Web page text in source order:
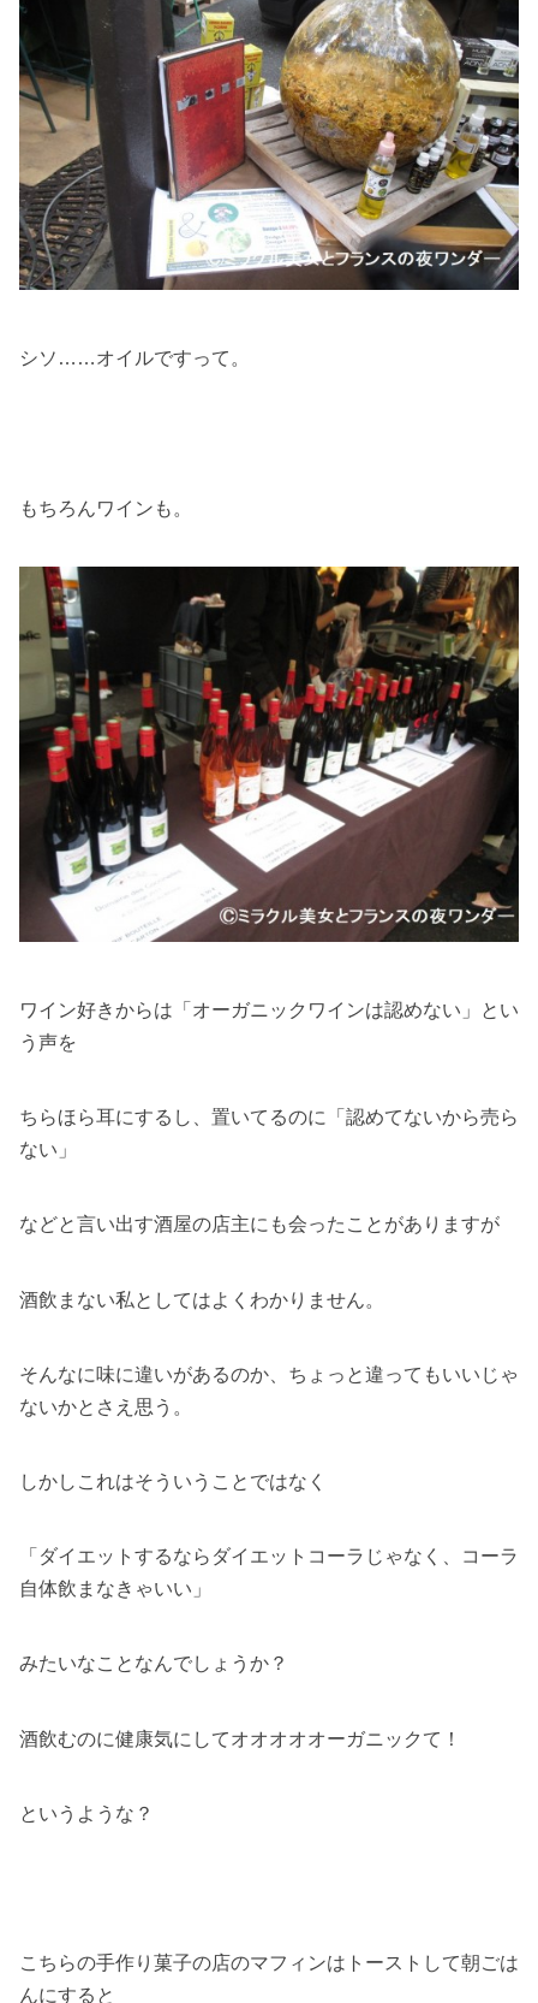
シソ……オイルですって。
もちろんワインも。
ワイン好きからは「オーガニックワインは認めない」とい
う声を
ちらほら耳にするし、置いてるのに「認めてないから売ら
ない」
などと言い出す酒屋の店主にも会ったことがありますが
酒飲まない私としてはよくわかりません。
そんなに味に違いがあるのか、ちょっと違ってもいいじゃ
ないかとさえ思う。
しかしこれはそういうことではなく
「ダイエットするならダイエットコーラじゃなく、コーラ
自体飲まなきゃいい」
みたいなことなんでしょうか？
酒飲むのに健康気にしてオオオオオーガニックて！
というような？
こちらの手作り菓子の店のマフィンはトーストして朝ごは
んにすると